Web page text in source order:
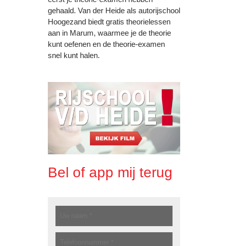
gehaald. Van der Heide als autorijschool
Hoogezand biedt gratis theorielessen
aan in Marum, waarmee je de theorie
kunt oefenen en de theorie-examen
snel kunt halen.
Bel of app mij terug